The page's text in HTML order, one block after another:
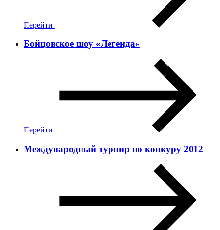
Перейти
Бойцовское шоу «Легенда»
Перейти
Международный турнир по конкуру 2012